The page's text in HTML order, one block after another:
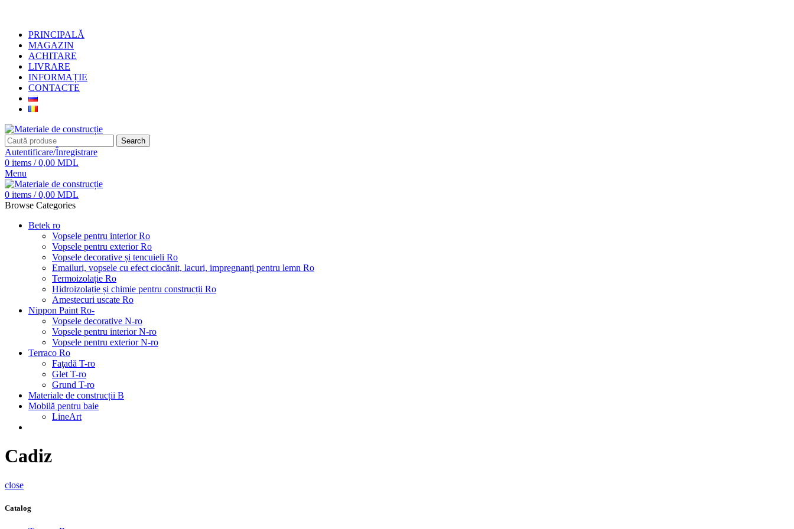
PRINCIPALĂ
MAGAZIN
ACHITARE
LIVRARE
INFORMAȚIE
CONTACTE
Search
Autentificare/Înregistrare
0 items / 0,00 MDL
Menu
0 items / 0,00 MDL
Browse Categories
Betek ro
Vopsele pentru interior Ro
Vopsele pentru exterior Ro
Vopsele decorative și tencuieli Ro
Emailuri, vopsele cu efect ciocănit, lacuri, impregnanți pentru lemn Ro
Termoizolație Ro
Hidroizolație și chimie pentru construcții Ro
Amestecuri uscate Ro
Nippon Paint Ro-
Vopsele decorative N-ro
Vopsele pentru interior N-ro
Vopsele pentru exterior N-ro
Terraco Ro
Faţadă T-ro
Glet T-ro
Grund T-ro
Materiale de construcții B
Mobilă pentru baie
LineArt
Cadiz
close
Catalog